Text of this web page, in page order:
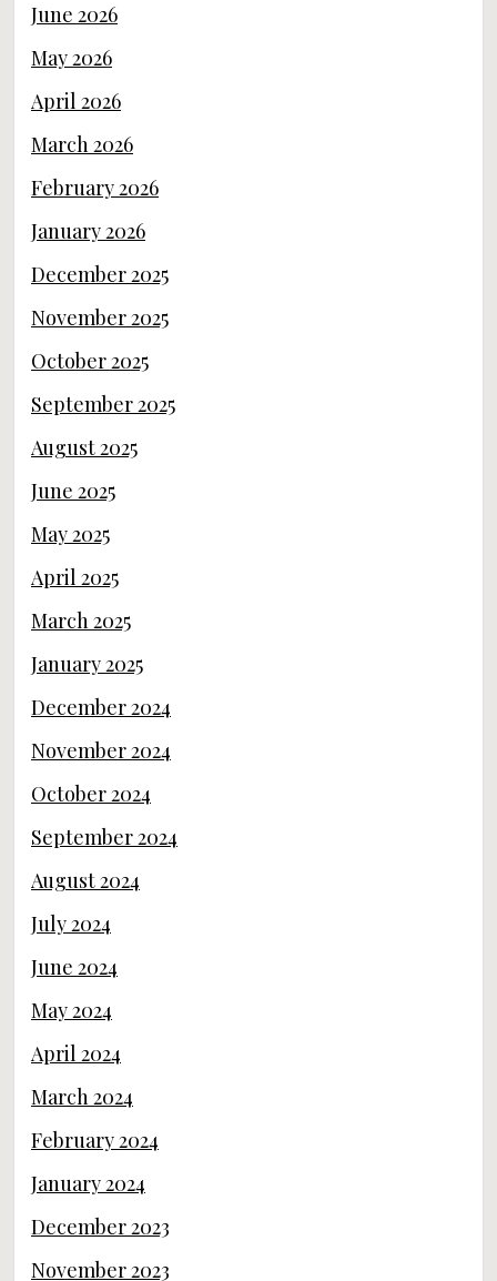
June 2026
May 2026
April 2026
March 2026
February 2026
January 2026
December 2025
November 2025
October 2025
September 2025
August 2025
June 2025
May 2025
April 2025
March 2025
January 2025
December 2024
November 2024
October 2024
September 2024
August 2024
July 2024
June 2024
May 2024
April 2024
March 2024
February 2024
January 2024
December 2023
November 2023